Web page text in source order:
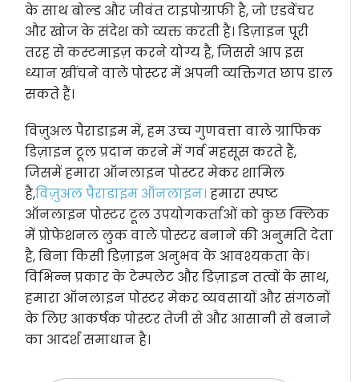
के साथ बोल्ड और जीवंत टाइपोग्राफी है, जो एडवेंचर
और खोज के संदेश को व्यक्त करती है। डिज़ाइन पूरी
तरह से कस्टमाइज़ करने योग्य है, जिससे आप इस
ध्यान खींचने वाले पोस्टर में अपनी व्यक्तिगत छाप डाल
सकते हैं।
विज़ुअल पैराडाइम में, हम उच्च गुणवत्ता वाले ग्राफिक
डिज़ाइन टूल प्रदान करने में गर्व महसूस करते हैं,
जिसमें हमारा ऑनलाइन पोस्टर मेकर शामिल
है,विज़ुअल पैराडाइम ऑनलाइन। हमारा स्पष्ट
ऑनलाइन पोस्टर टूल उपयोगकर्ताओं को कुछ क्लिक
में प्रोफेशनल लुक वाले पोस्टर बनाने की अनुमति देता
है, बिना किसी डिज़ाइन अनुभव के आवश्यकता के।
विभिन्न प्रकार के टेम्पलेट और डिज़ाइन तत्वों के साथ,
हमारा ऑनलाइन पोस्टर मेकर व्यवसायों और संगठनों
के लिए आकर्षक पोस्टर तेजी से और आसानी से बनाने
का आदर्श समाधान है।